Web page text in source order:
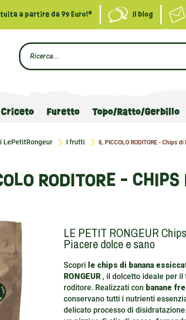
a partire da 99 Euro!* Il blog
Criceto Furetto Topo/Ratto/Gerbillo
LePetitRongeur I frutti IL PICCOLO RODITORE - Chips
RODITORE -
LE PETIT RONGEUR
Piacere dolce e sano
Scopri le chips di banana
RONGEUR, il dolcetto ideale per il
roditore. Realizzati con banane
conservano tutti i nutrienti
delicato processo di